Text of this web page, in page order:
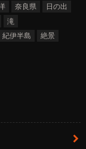
奈良県
日の出
滝
紀伊半島
絶景